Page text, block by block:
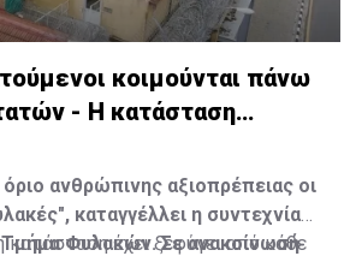
κοιμούνται πάνω
- Η κατάσταση
ανθρώπινης αξιοπρέπειας οι
καταγγέλλει η συντεχνία
Τμήμα Φυλακών. Σε ανακοίνωσή
έχει ξεφύγει από κάθε